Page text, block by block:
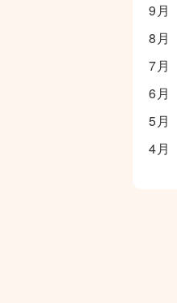
9月
8月
7月
6月
5月
4月